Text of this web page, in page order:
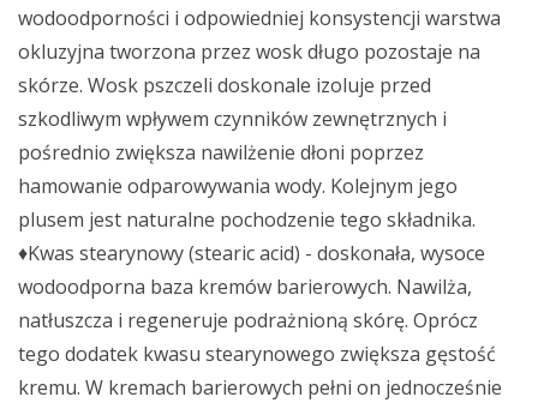
wodoodporności i odpowiedniej konsystencji warstwa
okluzyjna tworzona przez wosk długo pozostaje na
skórze. Wosk pszczeli doskonale izoluje przed
szkodliwym wpływem czynników zewnętrznych i
pośrednio zwiększa nawilżenie dłoni poprzez
hamowanie odparowywania wody. Kolejnym jego
plusem jest naturalne pochodzenie tego składnika.
♦Kwas stearynowy (stearic acid) - doskonała, wysoce
wodoodporna baza kremów barierowych. Nawilża,
natłuszcza i regeneruje podrażnioną skórę. Oprócz
tego dodatek kwasu stearynowego zwiększa gęstość
kremu. W kremach barierowych pełni on jednocześnie